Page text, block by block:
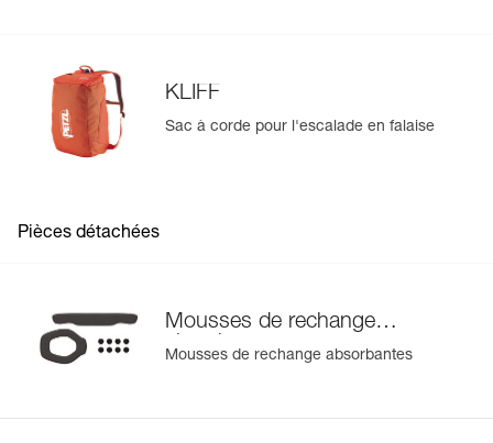
KLIFF
Sac à corde pour l'escalade en falaise
Pièces détachées
Mousses de rechange
absorbantes
Mousses de rechange absorbantes